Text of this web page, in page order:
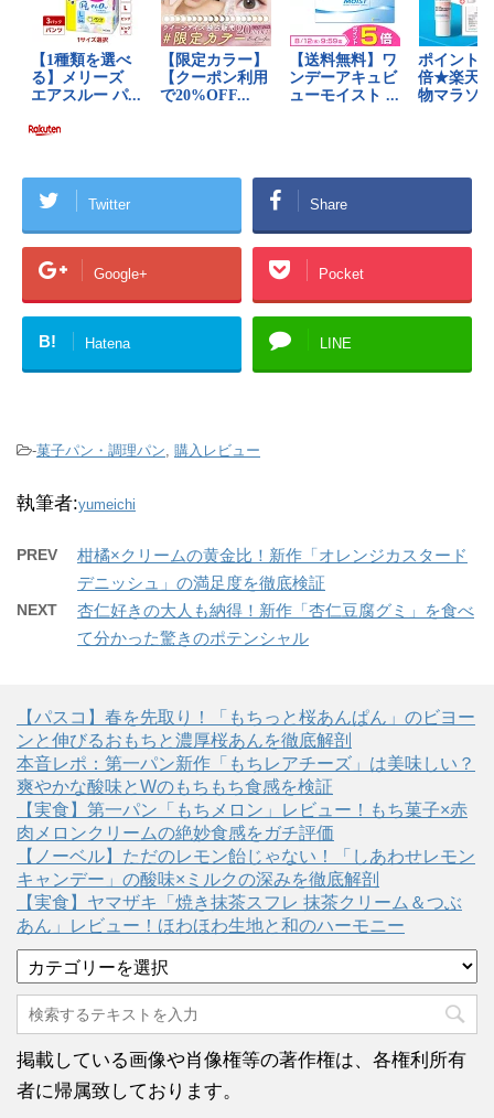
Twitter Share
Google+ Pocket
B! Hatena LINE
-菓子パン・調理パン, 購入レビュー
執筆者:yumeichi
PREV
柑橘×クリームの黄金比！新作「オレンジカスタード
デニッシュ」の満足度を徹底検証
NEXT
杏仁好きの大人も納得！新作「杏仁豆腐グミ」を食べ
て分かった驚きのポテンシャル
【パスコ】春を先取り！「もちっと桜あんぱん」のビヨー
ンと伸びるおもちと濃厚桜あんを徹底解剖
本音レポ：第一パン新作「もちレアチーズ」は美味しい？
爽やかな酸味とWのもちもち食感を検証
【実食】第一パン「もちメロン」レビュー！もち菓子×赤
肉メロンクリームの絶妙食感をガチ評価
【ノーベル】ただのレモン飴じゃない！「しあわせレモン
キャンデー」の酸味×ミルクの深みを徹底解剖
【実食】ヤマザキ「焼き抹茶スフレ 抹茶クリーム＆つぶ
あん」レビュー！ほわほわ生地と和のハーモニー
テ
ゴ
リ
ー
掲載している画像や肖像権等の著作権は、各権利所有
者に帰属致しております。